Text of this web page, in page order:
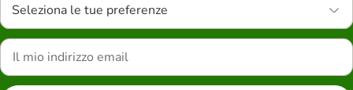
Seleziona le tue preferenze